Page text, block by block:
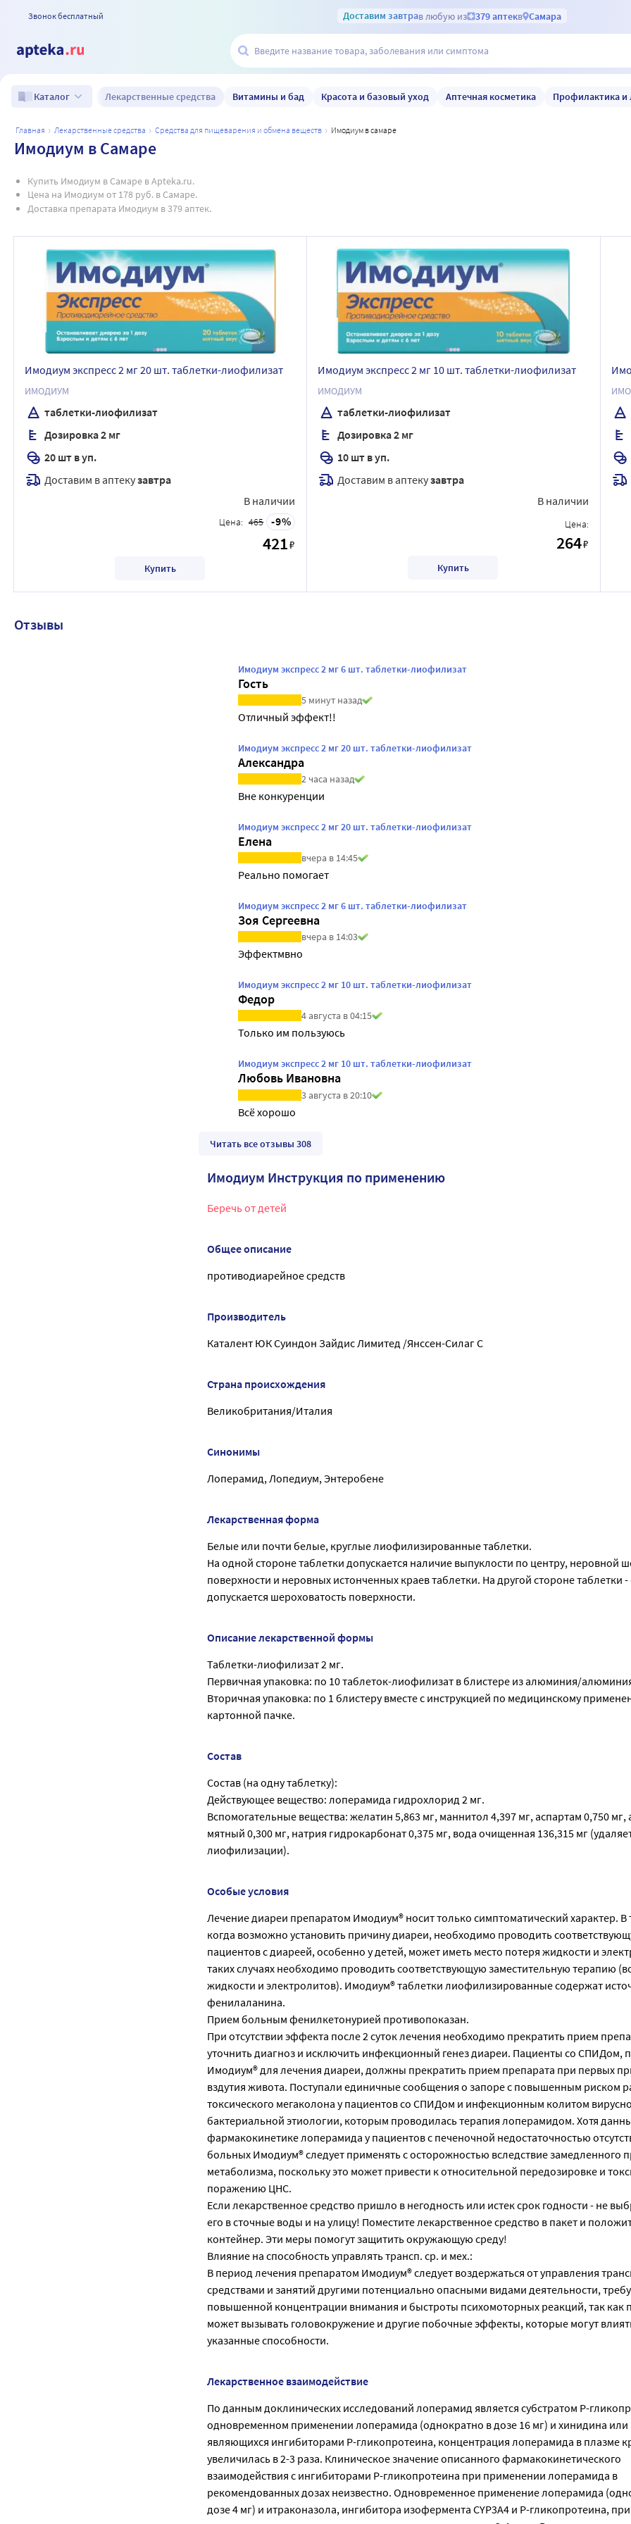
Звонок бесплатный Доставим завтрав любую из 379 аптекв Самара
Каталог Лекарственные средства Витамины и бад Красота и базовый уход Аптечная косметика Профилактика и
главная лекарственные средства средства для пищеварения и обмена веществ имодиум в самаре
Имодиум в Самаре
Купить Имодиум в Самаре в Apteka.ru.
Цена на Имодиум от 178 руб. в Самаре.
Доставка препарата Имодиум в 379 аптек.
Имодиум экспресс 2 мг 20 шт. таблетки-лиофилизат
ИМОДИУМ
таблетки-лиофилизат
Дозировка 2 мг
20 шт в уп.
Доставим в аптекузавтра
В наличии
Цена: 465 9
421₽
Купить
Имодиум экспресс 2 мг 10 шт. таблетки-лиофилизат
ИМОДИУМ
таблетки-лиофилизат
Дозировка 2 мг
10 шт в уп.
Доставим в аптекузавтра
В наличии
Цена:
264₽
Купить
Отзывы
Имодиум экспресс 2 мг 6 шт. таблетки-лиофилизат
Гость
5 минут назад
Отличный эффект!!
Имодиум экспресс 2 мг 20 шт. таблетки-лиофилизат
Александра
2 часа назад
Вне конкуренции
Имодиум экспресс 2 мг 20 шт. таблетки-лиофилизат
Елена
вчера в 14:45
Реально помогает
Имодиум экспресс 2 мг 6 шт. таблетки-лиофилизат
Зоя Сергеевна
вчера в 14:03
Эффектмвно
Имодиум экспресс 2 мг 10 шт. таблетки-лиофилизат
Федор
4 августа в 04:15
Только им пользуюсь
Имодиум экспресс 2 мг 10 шт. таблетки-лиофилизат
Любовь Ивановна
3 августа в 20:10
Всё хорошо
Читать все отзывы 308
Имодиум Инструкция по применению
Беречь от детей
Общее описание
противодиарейное средств
Производитель
Каталент ЮК Суиндон Зайдис Лимитед /Янссен-Силаг С
Страна происхождения
Великобритания/Италия
Синонимы
Лоперамид, Лопедиум, Энтеробене
Лекарственная форма
Белые или почти белые, круглые лиофилизированные таблетки.
На одной стороне таблетки допускается наличие выпуклости по центру, неровной
поверхности и неровных истонченных краев таблетки. На другой стороне таблетки
допускается шероховатость поверхности.
Описание лекарственной формы
Таблетки-лиофилизат 2 мг.
Первичная упаковка: по 10 таблеток-лиофилизат в блистере из алюминия/
Вторичная упаковка: по 1 блистеру вместе с инструкцией по медицинскому
картонной пачке.
Состав
Состав (на одну таблетку):
Действующее вещество: лоперамида гидрохлорид 2 мг.
Вспомогательные вещества: желатин 5,863 мг, маннитол 4,397 мг, аспартам 0,750 мг,
мятный 0,300 мг, натрия гидрокарбонат 0,375 мг, вода очищенная 136,315 мг
лиофилизации).
Особые условия
Лечение диареи препаратом Имодиум® носит только симптоматический характер. В
когда возможно установить причину диареи, необходимо проводить
пациентов с диареей, особенно у детей, может иметь место потеря жидкости и
таких случаях необходимо проводить соответствующую заместительную терапию
жидкости и электролитов). Имодиум® таблетки лиофилизированные содержат
фенилаланина.
Прием больным фенилкетонурией противопоказан.
При отсутствии эффекта после 2 суток лечения необходимо прекратить прием
уточнить диагноз и исключить инфекционный генез диареи. Пациенты со
Имодиум® для лечения диареи, должны прекратить прием препарата при первых
вздутия живота. Поступали единичные сообщения о запоре с повышенным риском
токсического мегаколона у пациентов со СПИДом и инфекционным колитом
бактериальной этиологии, которым проводилась терапия лоперамидом. Хотя
фармакокинетике лоперамида у пациентов с печеночной недостаточностью
больных Имодиум® следует применять с осторожностью вследствие замедленного
метаболизма, поскольку это может привести к относительной передозировке и
поражению ЦНС.
Если лекарственное средство пришло в негодность или истек срок годности - не
его в сточные воды и на улицу! Поместите лекарственное средство в пакет и
контейнер. Эти меры помогут защитить окружающую среду!
Влияние на способность управлять трансп. ср. и мех.:
В период лечения препаратом Имодиум® следует воздержаться от управления
средствами и занятий другими потенциально опасными видами деятельности,
повышенной концентрации внимания и быстроты психомоторных реакций, так как
может вызывать головокружение и другие побочные эффекты, которые могут
указанные способности.
Лекарственное взаимодействие
По данным доклинических исследований лоперамид является субстратом Р-
одновременном применении лоперамида (однократно в дозе 16 мг) и хинидина или
являющихся ингибиторами Р-гликопротеина, концентрация лоперамида в плазме
увеличилась в 2-3 раза. Клиническое значение описанного фармакокинетического
взаимодействия с ингибиторами Р-гликопротеина при применении лоперамида в
рекомендованных дозах неизвестно. Одновременное применение лоперамида
дозе 4 мг) и итраконазола, ингибитора изофермента CYP3A4 и Р-гликопротеина,